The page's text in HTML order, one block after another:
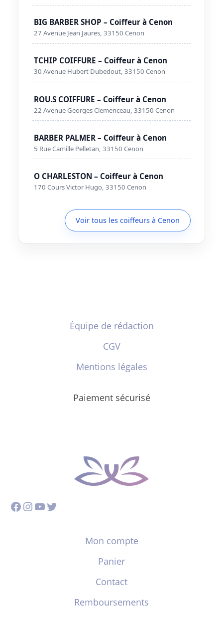
BIG BARBER SHOP – Coiffeur à Cenon
27 Avenue Jean Jaures, 33150 Cenon
TCHIP COIFFURE – Coiffeur à Cenon
30 Avenue Hubert Dubedout, 33150 Cenon
ROU.S COIFFURE – Coiffeur à Cenon
22 Avenue Georges Clemenceau, 33150 Cenon
BARBER PALMER – Coiffeur à Cenon
5 Rue Camille Pelletan, 33150 Cenon
O CHARLESTON – Coiffeur à Cenon
170 Cours Victor Hugo, 33150 Cenon
Voir tous les coiffeurs à Cenon
Équipe de rédaction
CGV
Mentions légales
Paiement sécurisé
Facebook
Instagram
YouTube
Twitter
Mon compte
Panier
Contact
Remboursements